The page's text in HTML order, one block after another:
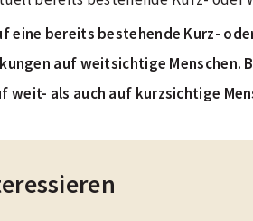
eine bereits bestehende Kurz-
auf weitsichtige Menschen.
als auch auf kurzsichtige